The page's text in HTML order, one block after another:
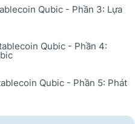
Qubic - Phần 3: Lựa
Qubic - Phần 4:
Qubic - Phần 5: Phát